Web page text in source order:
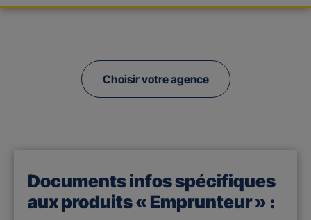
Choisir votre agence
Documents infos spécifiques
aux produits « Emprunteur » :